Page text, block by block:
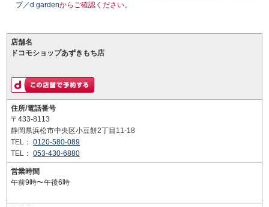
プ／d gardenからご確認ください。
店舗名
ドコモショップあずきもち店
住所/電話番号
〒433-8113
静岡県浜松市中央区小豆餅2丁目11-18
TEL： 0120-580-089
TEL： 053-430-6880
営業時間
午前9時〜午後6時